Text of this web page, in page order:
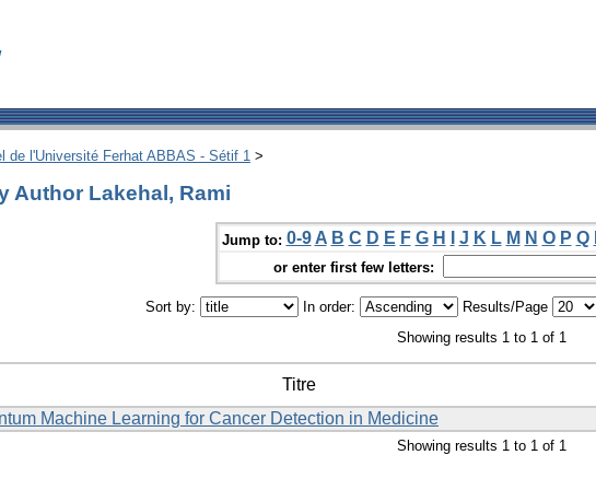
de l'Université Ferhat ABBAS - Sétif 1 >
Author Lakehal, Rami
Jump to: 0-9 A B C D E F G H J K L M N O P Q
or enter first few letters:
Sort by: In order: Results/Page
Showing results 1 to 1 of 1
Titre
Machine Learning for Cancer Detection in Medicine
Showing results 1 to 1 of 1